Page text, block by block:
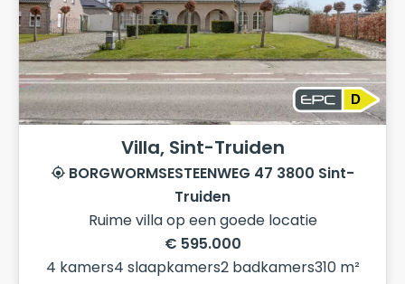
D
Villa, Sint-Truiden
BORGWORMSESTEENWEG 47 3800 Sint-
Truiden
Ruime villa op een goede locatie
€ 595.000
4 kamers4 slaapkamers2 badkamers310 m²